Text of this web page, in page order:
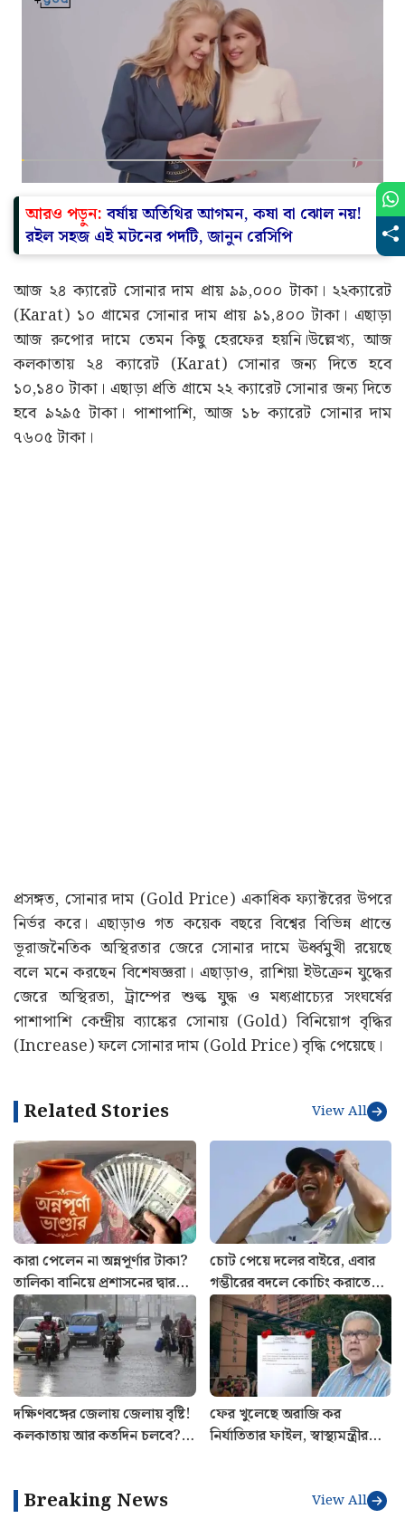
আরও পড়ুন:বর্ষায় অতিথির আগমন, কষা বা ঝোল নয়!
রইল সহজ এই মটনের পদটি, জানুন রেসিপি
আজ ২৪ ক্যারেট সোনার দাম প্রায় ৯৯,০০০ টাকা। ২২ক্যারেট
(Karat) ১০ গ্ৰামের সোনার দাম প্রায় ৯১,৪০০ টাকা। এছাড়া
আজ রুপোর দামে তেমন কিছু হেরফের হয়নি।উল্লেখ্য, আজ
কলকাতায় ২৪ ক্যারেট (Karat) সোনার জন্য দিতে হবে
১০,১৪০ টাকা। এছাড়া প্রতি গ্ৰামে ২২ ক্যারেট সোনার জন্য দিতে
হবে ৯২৯৫ টাকা। পাশাপাশি, আজ ১৮ ক্যারেট সোনার দাম
৭৬০৫ টাকা।
প্রসঙ্গত, সোনার দাম (Gold Price) একাধিক ফ্যাক্টরের উপরে
নির্ভর করে। এছাড়াও গত কয়েক বছরে বিশ্বের বিভিন্ন প্রান্তে
ভূরাজনৈতিক অস্থিরতার জেরে সোনার দামে ঊর্ধ্বমুখী রয়েছে
বলে মনে করছেন বিশেষজ্ঞরা। এছাড়াও, রাশিয়া ইউক্রেন যুদ্ধের
জেরে অস্থিরতা, ট্রাম্পের শুল্ক যুদ্ধ ও মধ্যপ্রাচ্যের সংঘর্ষের
পাশাপাশি কেন্দ্রীয় ব্যাঙ্কের সোনায় (Gold) বিনিয়োগ বৃদ্ধির
(Increase) ফলে সোনার দাম (Gold Price) বৃদ্ধি পেয়েছে।
Related Stories View All
কারা পেলেন না অন্নপূর্ণার টাকা?
তালিকা বানিয়ে প্রশাসনের দ্বারস্থ
কংগ্রেস
চোট পেয়ে দলের বাইরে, এবার
গম্ভীরের বদলে কোচিং করাতে
শুরু করলেন শুভমান গিল
দক্ষিণবঙ্গের জেলায় জেলায় বৃষ্টি!
কলকাতায় আর কতদিন চলবে?
ফের খুলেছে অরাজি কর
নির্যাতিতার ফাইল, স্বাস্থ্যমন্ত্রীর
Breaking News View All